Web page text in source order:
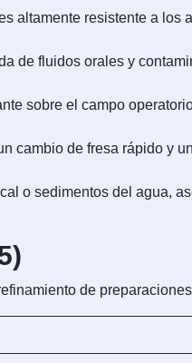
altamente resistente a los
de fluidos orales y
sobre el campo
cambio de fresa rápido y
o sedimentos del agua,
de